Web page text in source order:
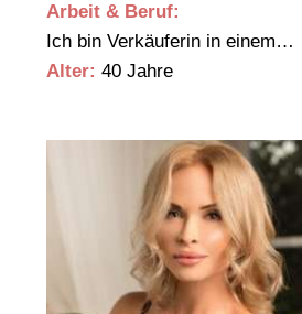
Arbeit & Beruf:
Ich bin Verkäuferin in einem…
Alter: 40 Jahre